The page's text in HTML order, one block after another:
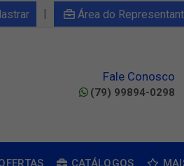
| Área do
Fale Conosco
(79) 99894-0298
CATÁLOGOS